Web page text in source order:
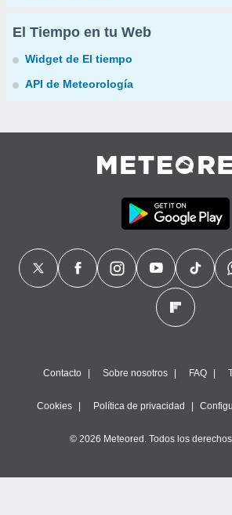
El Tiempo en tu Web
Widget de El tiempo
API de Meteorología
Contacto Sobre nosotros FAQ
Cookies Política de privacidad
© 2026 Meteored. Todos los